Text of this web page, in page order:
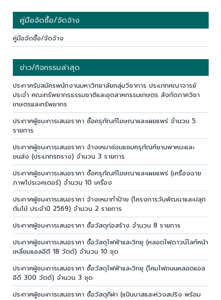
คู่มือจัดซื้อ/จัดจ้าง
คู่มือจัดซื้อ/จัดจ้าง
ข่าว/กิจกรรมล่าสุด
ประกาศรับสมัครพนักงานมหาวิทยาลัยกลุ่มวิชาการ ประเภทคณาจารย์
ประจำ คณะทรัพยากรธรรมชาติและอุตสาหกรรมเกษตร สังกัดภาควิชา
เกษตรและทรัพยากร
ประกาศผู้ชนะการเสนอราคา ซื้อครุภัณฑ์โฆษณาและเผยแพร่ จำนวน 5
รายการ
ประกาศผู้ชนะการเสนอราคา จ้างเหมาซ่อมแซมครุภัณฑ์ยานพาหนะและ
ขนส่ง (ประเภทรถราง) จำนวน 3 รายการ
ประกาศผู้ชนะการเสนอราคา ซื้อครุภัณฑ์โฆษณาและเผยแพร่ (เครื่องฉาย
ภาพโปรเจคเตอร์) จำนวน 10 เครื่อง
ประกาศผู้ชนะการเสนอราคา จ้างเหมาทำป้าย (โครงการวันพัฒนาและปลุก
ต้นไม้ ประจำปี 2569) จำนวน 2 รายการ
ประกาศผู้ชนะการเสนอราคา ซื้อวัสดุก่อสร้าง จำนวน 8 รายการ
ประกาศผู้ชนะการเสนอราคา ซื้อวัสดุไฟฟ้าและวิทยุ (หลอดไฟดาวน์ไลท์หน้า
เหลี่ยมแอลอีดี 18 วัตต์) จำนวน 10 ชุด
ประกาศผู้ชนะการเสนอราคา ซื้อวัสดุไฟฟ้าและวิทยุ (โคมไฟถนนหลอดแอล
อีดี 300 วัตต์) จำนวน 3 ชุด
ประกาศผู้ชนะการเสนอราคา ซื้อวัสดุกีฬา (แป้นบาสและห่วงสปริง พร้อม